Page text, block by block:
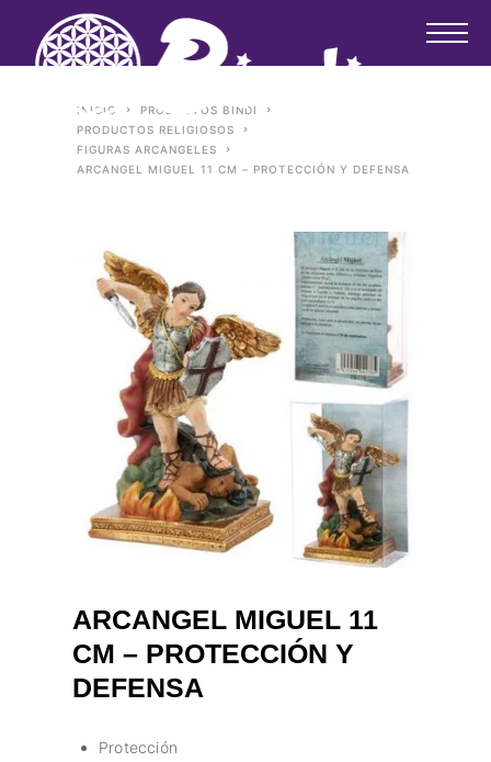
INICIO
PRODUCTOS BINDI
PRODUCTOS RELIGIOSOS
FIGURAS ARCANGELES
ARCANGEL MIGUEL 11 CM – PROTECCIÓN Y DEFENSA
ARCANGEL MIGUEL 11
CM – PROTECCIÓN Y
DEFENSA
Protección